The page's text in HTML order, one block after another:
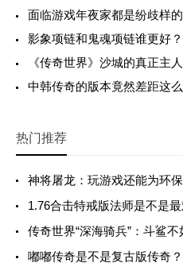
面临游戏年夜家都是纷歧样的
影象项链和鬼魂项链谁更好？
《传奇世界》沙城的真正主
中韩传奇的版本竟然差距这么
热门推荐
神将屠龙：玩游戏还能为环
1.76合击特戒版法师是不是
传奇世界“深海骑兵”：斗鲨不
嘟嘟传奇是不是复古版传奇？